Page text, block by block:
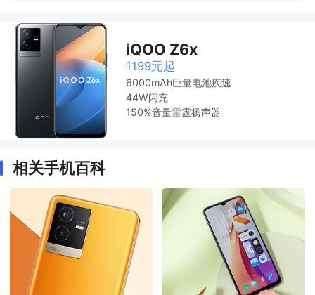
iQOO Z6x
1199元起
6000mAh巨量电池疾速
44W闪充
150%音量雷霆扬声器
相关手机百科